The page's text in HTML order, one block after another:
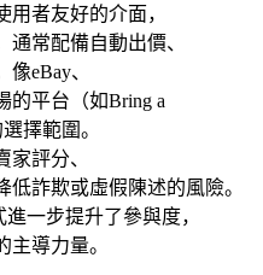
者友好的介面，
常配備自動出價、
eBay、
的平台（如Bring a
擇範圍。
評分、
詐欺或虛假陳述的風險。
一步提升了參與度，
導力量。